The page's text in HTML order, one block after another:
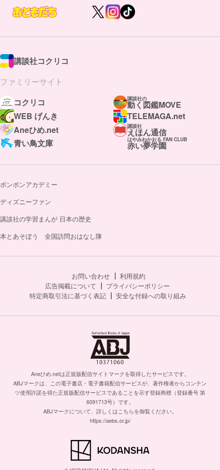
講談社コクリコ
ファミリーサイト
コクリコ
講談社の
動く図鑑MOVE
WEB げんき
TELEMAGA.net
Aneひめ.net
講談社
えほん通信
青い鳥文庫
はやみねかおる FAN CLUB
赤い夢学園
ボンボンアカデミー
ディズニーファン
講談社の学習まんが 日本の歴史
本とあそぼう 全国訪問おはなし隊
お問い合わせ
利用規約
広告掲載について
プライバシーポリシー
特定商取引法に基づく表記
安全な付録への取り組み
Aneひめ.netは正規版配信サイトマークを取得したサービスです。
ABJマークは、この電子書店・電子書籍配信サービスが、著作権者からコンテン
ツ使用許諾を得た正規版配信サービスであることを示す登録商標（登録番号 第
6091713号）です。
ABJマークについて、詳しくはこちらを御覧ください。
https://aebs.or.jp/